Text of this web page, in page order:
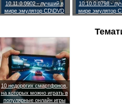
10.11.0.0902 - лучший в
мире эмулятор CD\DVD
10.10.0.0798 -
мире эмулятор
10 недорогих смартфонов,
на которых можно играть в
популярные онлайн игры